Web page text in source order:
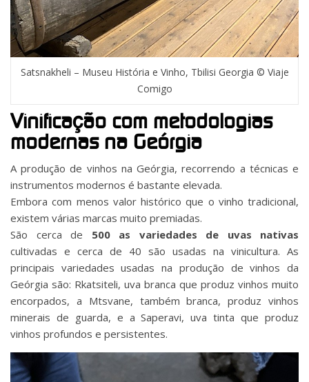
Satsnakheli – Museu História e Vinho, Tbilisi Georgia © Viaje
Comigo
Vinificação com metodologias
modernas na Geórgia
A produção de vinhos na Geórgia, recorrendo a técnicas e
instrumentos modernos é bastante elevada.
Embora com menos valor histórico que o vinho tradicional,
existem várias marcas muito premiadas.
São cerca de 500 as variedades de uvas nativas
cultivadas e cerca de 40 são usadas na vinicultura. As
principais variedades usadas na produção de vinhos da
Geórgia são: Rkatsiteli, uva branca que produz vinhos muito
encorpados, a Mtsvane, também branca, produz vinhos
minerais de guarda, e a Saperavi, uva tinta que produz
vinhos profundos e persistentes.